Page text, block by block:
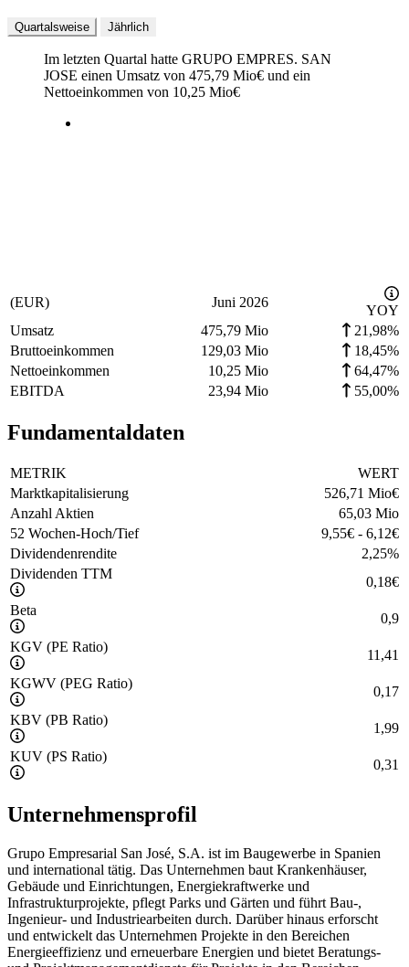
Quartalsweise Jährlich
Im letzten Quartal hatte GRUPO EMPRES. SAN
JOSE einen Umsatz von 475,79 Mio€ und ein
Nettoeinkommen von 10,25 Mio€
(EUR) Juni 2026
YOY
Umsatz
475,79 Mio
21,98%
Bruttoeinkommen
129,03 Mio
18,45%
Nettoeinkommen
10,25 Mio
64,47%
EBITDA
23,94 Mio 55,00%
Fundamentaldaten
METRIK
WERT
Marktkapitalisierung
526,71 Mio€
Anzahl Aktien
65,03 Mio
52 Wochen-Hoch/Tief
9,55€ - 6,12€
Dividendenrendite
2,25%
Dividenden TTM
0,18€
Beta
0,9
KGV (PE Ratio)
11,41
KGWV (PEG Ratio)
0,17
KBV (PB Ratio)
1,99
KUV (PS Ratio)
0,31
Unternehmensprofil
Grupo Empresarial San José, S.A. ist im Baugewerbe in Spanien
und international tätig. Das Unternehmen baut Krankenhäuser,
Gebäude und Einrichtungen, Energiekraftwerke und
Infrastrukturprojekte, pflegt Parks und Gärten und führt Bau-,
Ingenieur- und Industriearbeiten durch. Darüber hinaus erforscht
und entwickelt das Unternehmen Projekte in den Bereichen
Energieeffizienz und erneuerbare Energien und bietet Beratungs-